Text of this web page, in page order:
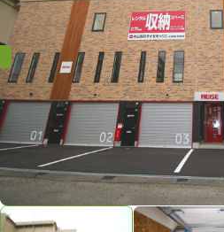
特定商取引法に基づく表示
プライバシーポリシー
Previous